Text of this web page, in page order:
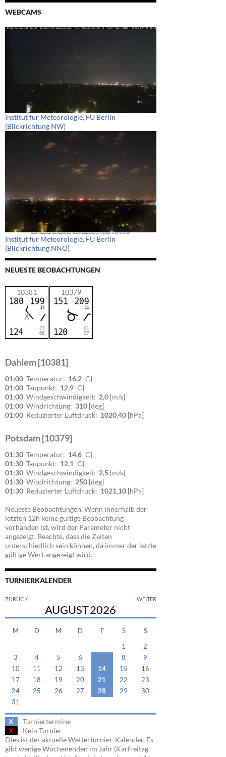
WEBCAMS
Institut für Meteorologie, FU Berlin
(Blickrichtung NW)
Institut für Meteorologie, FU Berlin
(Blickrichtung NNO)
NEUESTE BEOBACHTUNGEN
10381 10379
Dahlem [10381]
01:00 Temperatur: 16,2 [C]
01:00 Taupunkt: 12,9 [C]
01:00 Windgeschwindigkeit: 2,0 [m/s]
01:00 Windrichtung: 310 [deg]
01:00 Reduzierter Luftdruck: 1020,40 [hPa]
Potsdam [10379]
01:30 Temperatur: 14,6 [C]
01:30 Taupunkt: 12,1 [C]
01:30 Windgeschwindigkeit: 2,5 [m/s]
01:30 Windrichtung: 250 [deg]
01:30 Reduzierter Luftdruck: 1021,10 [hPa]
Neueste Beobachtungen. Wenn innerhalb der
letzten 12h keine gültige Beobachtung
vorhanden ist, wird der Parameter nicht
angezeigt. Beachte, dass die Zeiten
unterschiedlich sein können, da immer der letzte
gültige Wert angezeigt wird.
TURNIERKALENDER
ZURÜCK WEITER
AUGUST2026
M D M D F S S
1
2
3
4 5 6 7 8
9
10
11 12 13 14 15
16
17
18 19 20 21 22
23
24
25 26 27 28 29
30
31
X
Turniertermine
X
Kein Turnier
Dies ist der aktuelle Wetterturnier-Kalender. Es
gibt wenige Wochenenden im Jahr (Karfreitag